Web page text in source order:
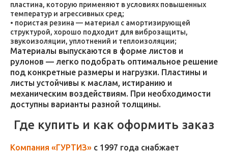
пластина, которую применяют в условиях повышенных
температур и агрессивных сред;
пористая резина — материал с амортизирующей
структурой, хорошо подходит для виброзащиты,
звукоизоляции, уплотнений и теплоизоляции;
Материалы выпускаются в форме листов и
рулонов — легко подобрать оптимальное решение
под конкретные размеры и нагрузки. Пластины и
листы устойчивы к маслам, истиранию и
механическим воздействиям. При необходимости
доступны варианты разной толщины.
Где купить и как оформить заказ
Компания «ГУРТИЗ» с 1997 года снабжает